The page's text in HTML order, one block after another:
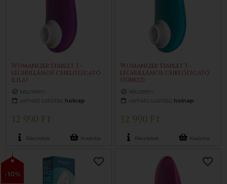
Womanizer Starlet 3 -
léghullámos csiklóizgató
(lila)
készleten
várható szállítás: holnap
32 990 Ft
Részletek Kosárba
Womanizer Starlet 3 -
léghullámos csiklóizgató
(türkiz)
készleten
várható szállítás: holnap
32 990 Ft
Részletek Kosárba
-10%